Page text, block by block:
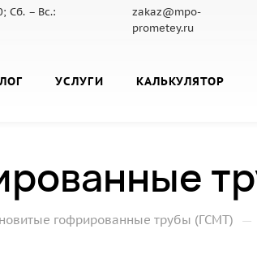
Сб. – Вс.:
zakaz@mpo-
prometey.ru
УСЛУГИ КАЛЬКУЛЯТОР
гофрированные трубы (ГСМТ) —